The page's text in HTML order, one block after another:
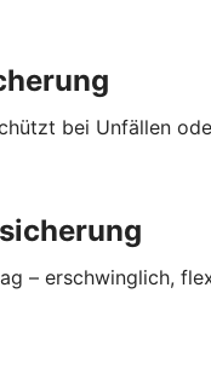
bei Unfällen
– erschwinglich,